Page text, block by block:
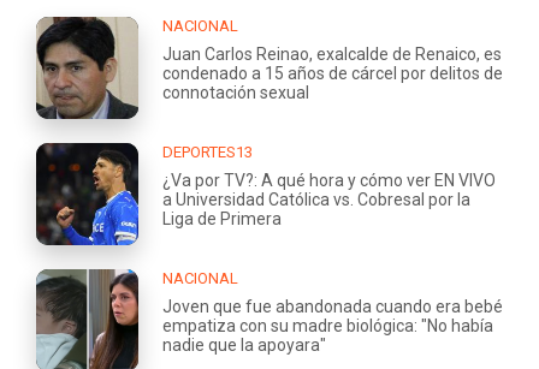
NACIONAL
Juan Carlos Reinao, exalcalde de Renaico, es
condenado a 15 años de cárcel por delitos de
connotación sexual
DEPORTES13
¿Va por TV?: A qué hora y cómo ver EN VIVO
a Universidad Católica vs. Cobresal por la
Liga de Primera
NACIONAL
Joven que fue abandonada cuando era bebé
empatiza con su madre biológica: "No había
nadie que la apoyara"